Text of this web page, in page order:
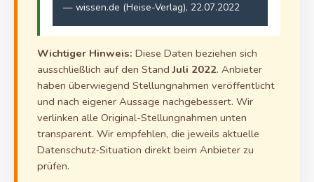
— wissen.de (Heise-Verlag), 22.07.2022
Wichtiger Hinweis: Diese Daten beziehen sich
ausschließlich auf den StandJuli 2022. Anbieter
haben überwiegend Stellungnahmen veröffentlicht
und nach eigener Aussage nachgebessert. Wir
verlinken alle Original-Stellungnahmen unten
transparent. Wir empfehlen, die jeweils aktuelle
Datenschutz-Situation direkt beim Anbieter zu
prüfen.